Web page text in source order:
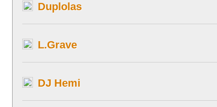
Duplolas
L.Grave
DJ Hemi